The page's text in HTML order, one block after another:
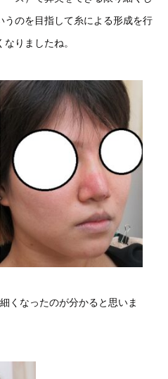
うのを目指して糸による形成を行
りましたね。
くなったのが分かると思いま